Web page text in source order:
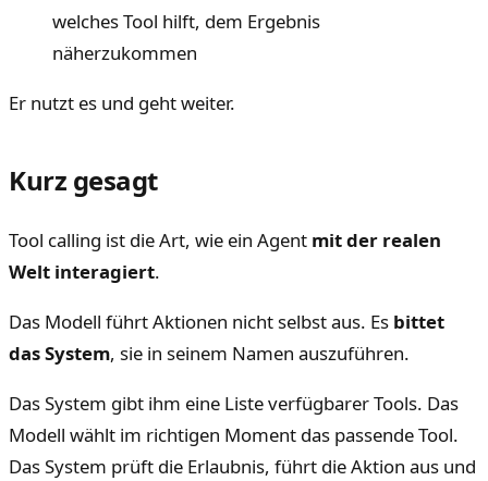
welches Tool hilft, dem Ergebnis
näherzukommen
Er nutzt es und geht weiter.
Kurz gesagt
Tool calling ist die Art, wie ein Agent mit der realen
Welt interagiert.
Das Modell führt Aktionen nicht selbst aus. Es bittet
das System, sie in seinem Namen auszuführen.
Das System gibt ihm eine Liste verfügbarer Tools. Das
Modell wählt im richtigen Moment das passende Tool.
Das System prüft die Erlaubnis, führt die Aktion aus und